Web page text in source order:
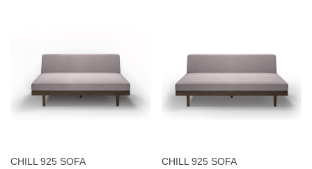
CHILL 925 SOFA CHILL 925 SOFA